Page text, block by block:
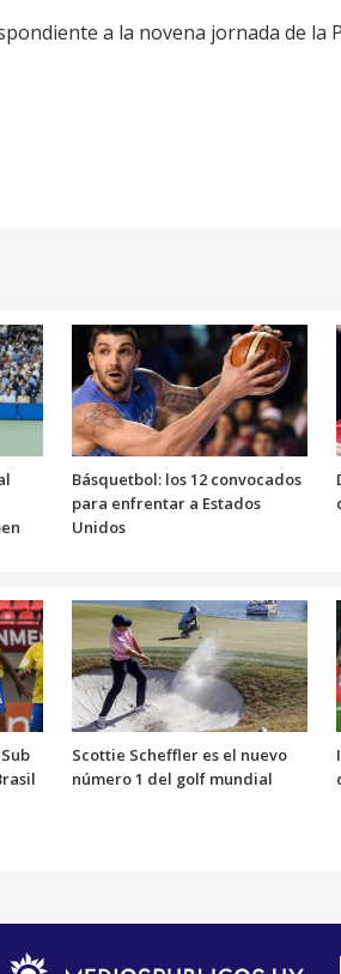
a la novena jornada de
Básquetbol: los 12 convocados
para enfrentar a Estados
Unidos
Scottie Scheffler es el nuevo
número 1 del golf mundial